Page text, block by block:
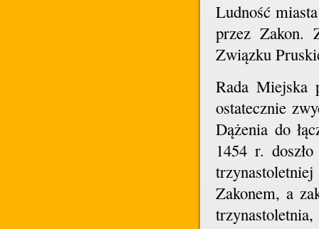
Ludność
przez Zakon.
Związku
Rada Miejska
ostatecznie
Dążenia do
1454 r.
Zakonem, a